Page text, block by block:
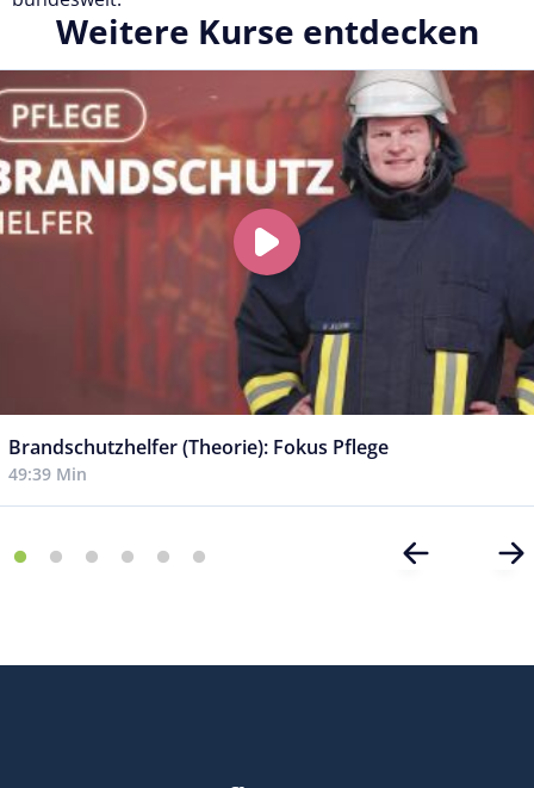
Weitere Kurse entdecken
Brandschutzhelfer (Theorie): Fokus Pflege
49:39 Min